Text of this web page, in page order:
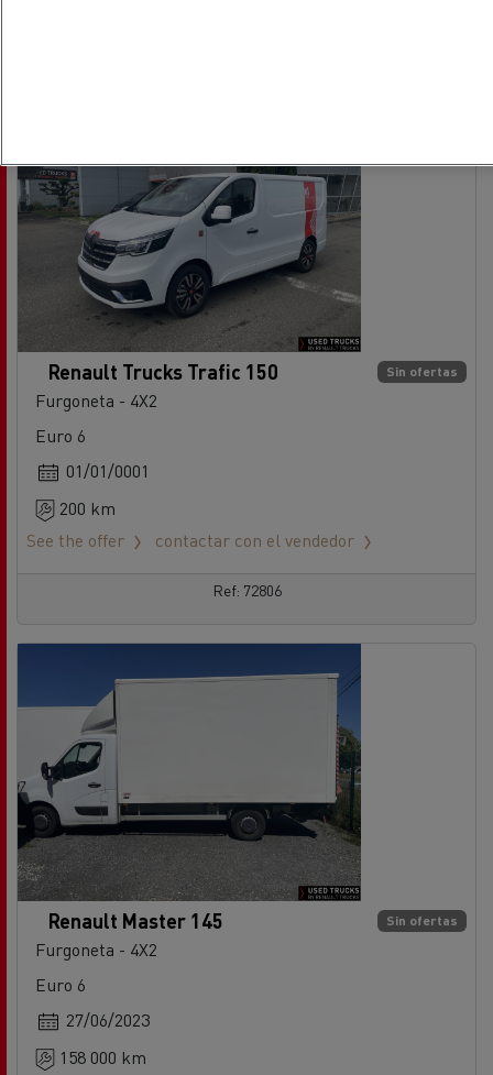
Sin ofertas
Renault Trucks Trafic 150
Furgoneta - 4X2
Euro 6
01/01/0001
200 km
See the offer
contactar con el vendedor
Ref: 72806
Sin ofertas
Renault Master 145
Furgoneta - 4X2
Euro 6
27/06/2023
158 000 km